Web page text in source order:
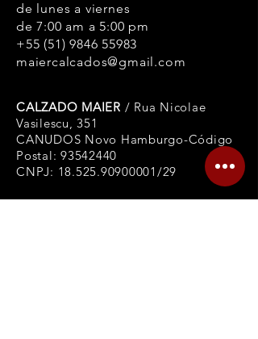
de lunes a viernes
de 7:00 am a 5:00 pm
+55 (51) 9846 55983
maiercalcados@gmail.com
CALZADO MAIER / Rua Nicolae
Vasilescu, 351
CANUDOS Novo Hamburgo-Código
Postal: 93542440
CNPJ: 18.525.90900001 /29